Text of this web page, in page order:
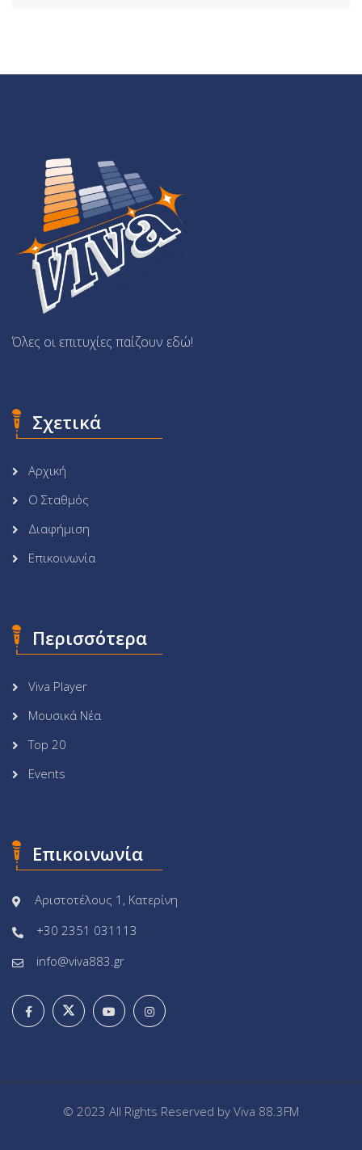
Όλες οι επιτυχίες παίζουν εδώ!
Σχετικά
Αρχική
Ο Σταθμός
Διαφήμιση
Επικοινωνία
Περισσότερα
Viva Player
Μουσικά Νέα
Top 20
Events
Επικοινωνία
Αριστοτέλους 1, Κατερίνη
+30 2351 031113
info@viva883.gr
© 2023 All Rights Reserved by Viva 88.3FM